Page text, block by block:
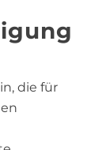
die für